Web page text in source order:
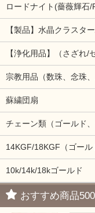
ロードナイト(薔薇輝石/
【製品】水晶クラスタ
【浄化用品】（さざれ/
宗教用品（数珠、念珠、
蘇繍団扇
チェーン類（ゴールド
14KGF/18KGF（ゴール
10k/14k/18kゴールド
おすすめ商品